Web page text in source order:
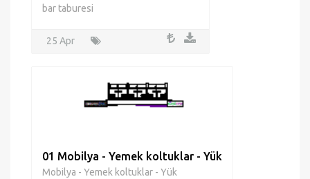
bar taburesi
25 Apr
01 Mobilya - Yemek koltuklar - Yük
Mobilya - Yemek koltuklar - Yük